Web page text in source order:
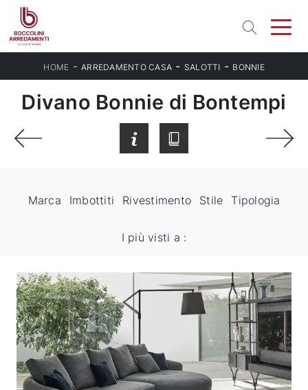
HOME - ARREDAMENTO CASA - SALOTTI - BONNIE
Divano Bonnie di Bontempi
Marca Imbottiti Rivestimento Stile Tipologia
I più visti a :